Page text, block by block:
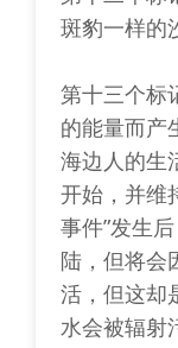
斑豹一样的
第十三个标
的能量而产
海边人的生
开始，并维
事件”发生
陆，但将会
活，但这却
水会被辐射